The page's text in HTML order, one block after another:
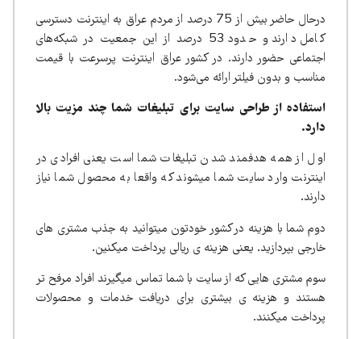
درحال حاضر بیش از 75 درصد از مردم عراق به اینترنت دسترسی
کامل دارند و حدود 53 درصد از این جمعیت در شبکه‌های
اجتماعی حضور دارند. در کشور عراق اینترنت پرسرعت با قیمت
مناسب و بدون فیلتر ارائه می‌شود.
استفاده از طراحی سایت برای تبلیغات شما چند مزیت بالا
دارد.
اول از همه هدفمند شدن تبلیغات شما است یعنی افرادی در
اینترنت وارد سایت شما میشوند که واقعا به محصول شما نیاز
دارند.
دوم شما با هزینه در کشور خودتون میتوانید به جذب مشتری های
خارجی بپردازید. یعنی هزینه ی ریالی پرداخت میکنین.
سوم مشتری هایی که از سایت با شما تماس میگیرند افراد مرفح تر
هستند و هزینه ی بیشتری برای دریافت خدمات و محصولات
پرداخت میکنند.